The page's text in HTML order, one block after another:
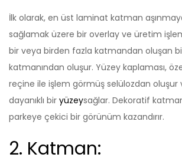
İlk olarak, en üst laminat katman
sağlamak üzere bir overlay ve üretim
bir veya birden fazla katmandan oluşan
katmanından oluşur. Yüzey kaplaması,
reçine ile işlem görmüş selülozdan oluşur
dayanıklı bir yüzeysağlar. Dekoratif
parkeye çekici bir görünüm kazandırır.
2. Katman: